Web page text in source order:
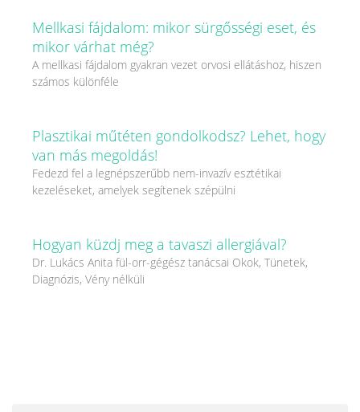
Mellkasi fájdalom: mikor sürgősségi eset, és
mikor várhat még?
A mellkasi fájdalom gyakran vezet orvosi ellátáshoz, hiszen
számos különféle
Plasztikai műtéten gondolkodsz? Lehet, hogy
van más megoldás!
Fedezd fel a legnépszerűbb nem-invazív esztétikai
kezeléseket, amelyek segítenek szépülni
Hogyan küzdj meg a tavaszi allergiával?
Dr. Lukács Anita fül-orr-gégész tanácsai Okok, Tünetek,
Diagnózis, Vény nélküli